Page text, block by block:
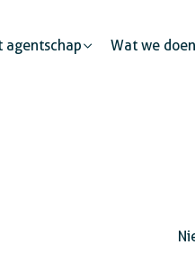
agentschap Wat we doen